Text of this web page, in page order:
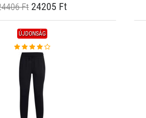
Ft24205 Ft
ÚJDONSÁG